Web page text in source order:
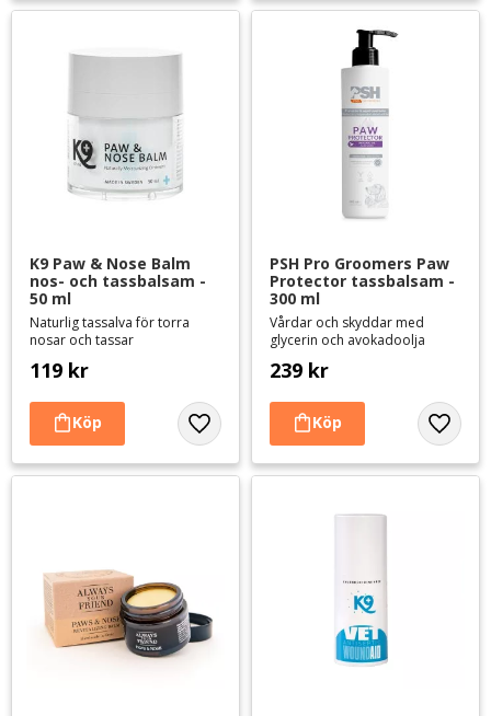
Hundskor & hundstrumpor
Tassbandage
K9 Paw & Nose Balm
nos- och tassbalsam -
50 ml
Naturlig tassalva för torra
nosar och tassar
119 kr
Lägg till i favoriter
PSH Pro Groomers Paw
Protector tassbalsam -
300 ml
Vårdar och skyddar med
glycerin och avokadoolja
239 kr
Lägg